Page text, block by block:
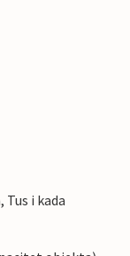
i kada